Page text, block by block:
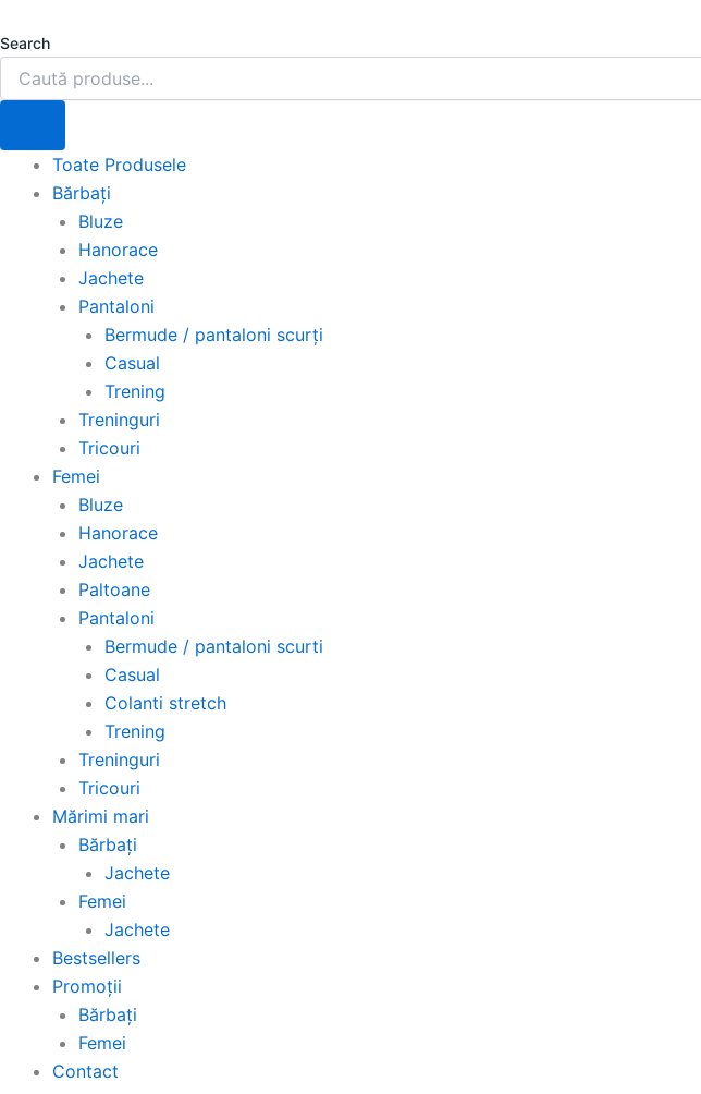
to
content
Search
Toate Produsele
Bărbați
Bluze
Hanorace
Jachete
Pantaloni
Bermude / pantaloni scurți
Casual
Trening
Treninguri
Tricouri
Femei
Bluze
Hanorace
Jachete
Paltoane
Pantaloni
Bermude / pantaloni scurti
Casual
Colanti stretch
Trening
Treninguri
Tricouri
Mărimi mari
Bărbați
Jachete
Femei
Jachete
Bestsellers
Promoții
Bărbați
Femei
Contact